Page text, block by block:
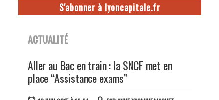
S'abonner à lyoncapitale.fr
ACTUALITÉ
Aller au Bac en train : la SNCF met en
place “Assistance exams”